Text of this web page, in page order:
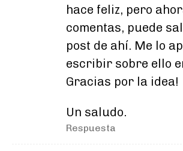
hace feliz, pero
comentas, puede
post de ahí. Me lo
escribir sobre ello
Gracias por la idea!
Un saludo.
Respuesta